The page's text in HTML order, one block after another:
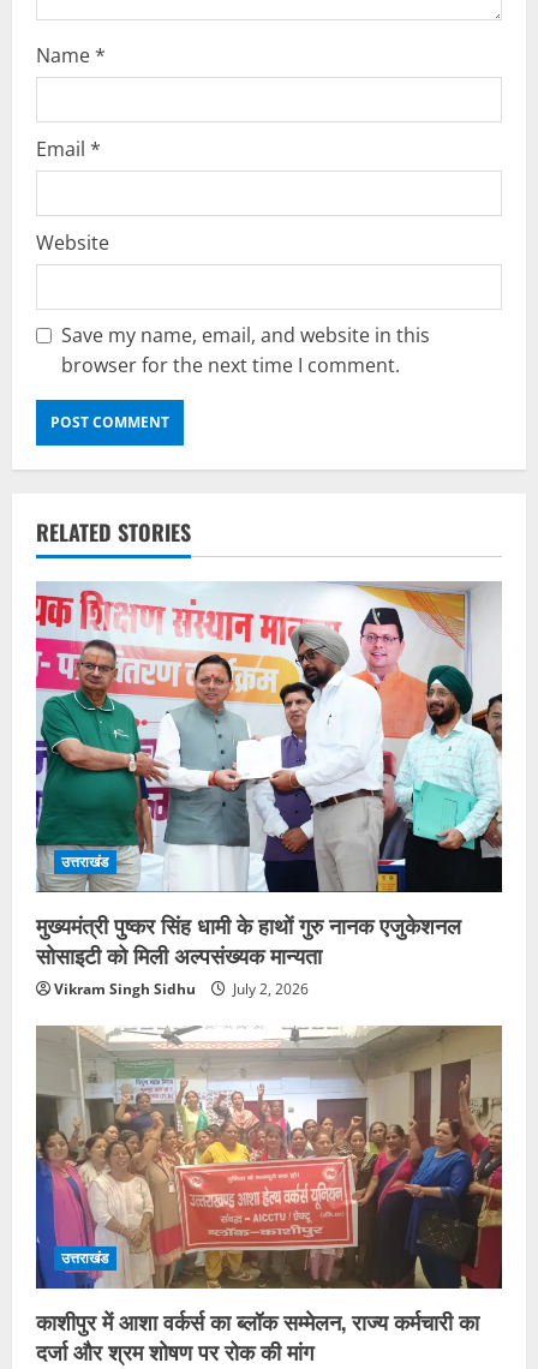
Name*
Email *
Website
Save my name, email, and website in this
browser for the next time I comment.
RELATED STORIES
उत्तराखंड
मुख्यमंत्री पुष्कर सिंह धामी के हाथों गुरु नानक एजुकेशनल
सोसाइटी को मिली अल्पसंख्यक मान्यता
Vikram Singh Sidhu July 2, 2026
उत्तराखंड
काशीपुर में आशा वर्कर्स का ब्लॉक सम्मेलन, राज्य कर्मचारी का
दर्जा और श्रम शोषण पर रोक की मांग